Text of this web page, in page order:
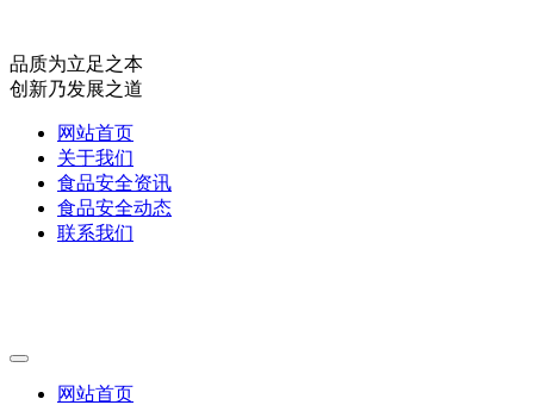
品质为立足之本
创新乃发展之道
网站首页
关于我们
食品安全资讯
食品安全动态
联系我们
网站首页